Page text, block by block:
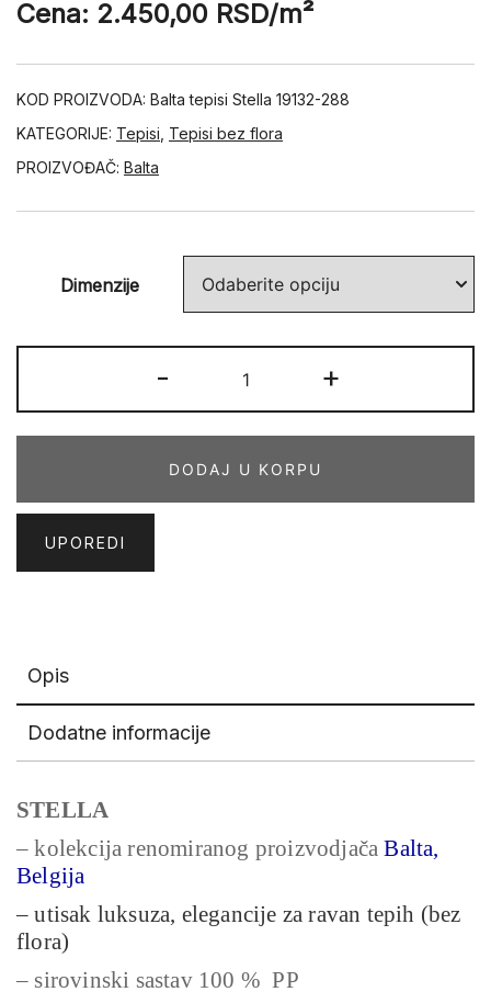
Cena: 2.450,00 RSD/m²
KOD PROIZVODA: Balta tepisi Stella 19132-288
KATEGORIJE: Tepisi Tepisi bez flora
PROIZVOĐAČ: Balta
Dimenzije
-
19132-
288
+
DODAJ U KORPU
UPOREDI
Opis
Dodatne informacije
STELLA
– kolekcija renomiranog proizvodjačaBalta,
Belgija
– utisak luksuza, elegancije za ravan tepih (bez
flora)
– sirovinski sastav 100 % PP